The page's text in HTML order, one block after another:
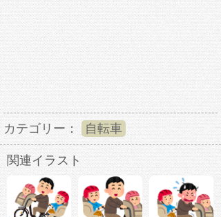
カテゴリー： 自転車
関連イラスト